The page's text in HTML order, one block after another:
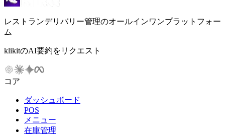
レストランデリバリー管理のオールインワンプラットフォー
ム
klikitのAI要約をリクエスト
コア
ダッシュボード
POS
メニュー
在庫管理